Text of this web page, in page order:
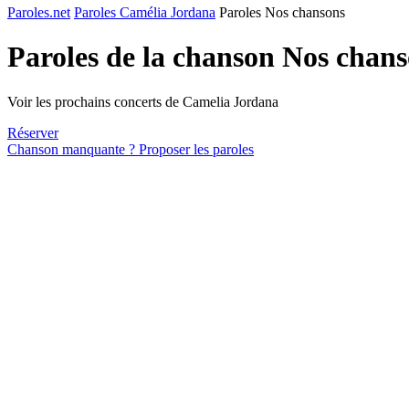
Paroles.net Paroles Camélia Jordana Paroles Nos chansons
Paroles de la chanson Nos
Voir les prochains concerts de Camelia Jordana
Réserver
Chanson manquante ? Proposer les paroles